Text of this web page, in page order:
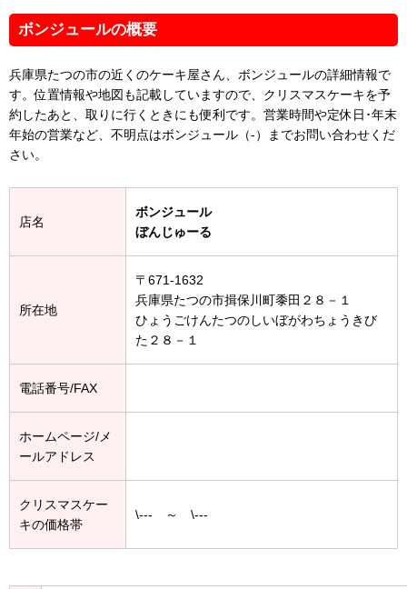
ボンジュールの概要
兵庫県たつの市の近くのケーキ屋さん、ボンジュールの詳細情報で
す。位置情報や地図も記載していますので、クリスマスケーキを予
約したあと、取りに行くときにも便利です。営業時間や定休日･年末
年始の営業など、不明点はボンジュール（-）までお問い合わせくだ
さい。
店名
ボンジュール
ぼんじゅーる
所在地
〒671-1632
兵庫県たつの市揖保川町黍田２８－１
ひょうごけんたつのしいぼがわちょうきび
た２８－１
電話番号/FAX
ホームページ/メ
ールアドレス
クリスマスケー
キの価格帯
\--- ～ \---